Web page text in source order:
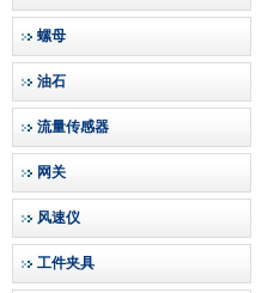
螺母
油石
流量传感器
网关
风速仪
工件夹具